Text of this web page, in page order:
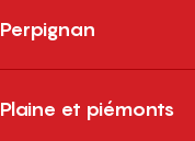
Perpignan
Plaine et piémonts